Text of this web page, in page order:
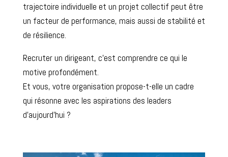
trajectoire individuelle et un projet collectif peut être
un facteur de performance, mais aussi de stabilité et
de résilience.
Recruter un dirigeant, c’est comprendre ce qui le
motive profondément.
Et vous, votre organisation propose-t-elle un cadre
qui résonne avec les aspirations des leaders
d’aujourd’hui ?